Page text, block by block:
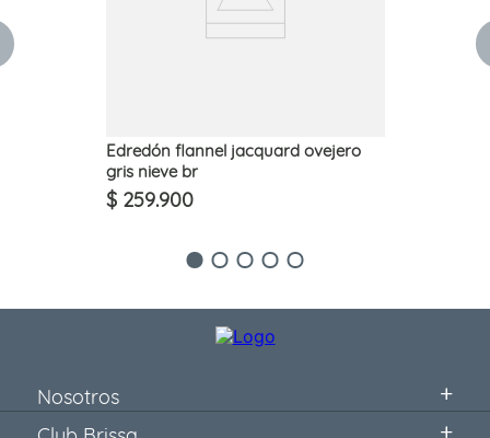
Edredón flannel jacquard ovejero
gris nieve br
$ 259.900
Nosotros